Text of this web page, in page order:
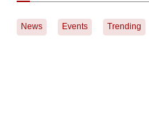
News Events Trending